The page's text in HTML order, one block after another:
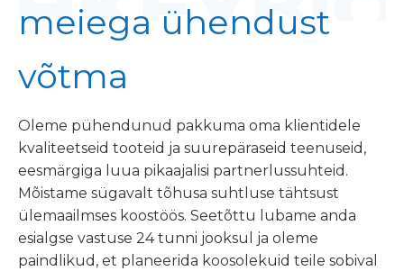
meiega ühendust
võtma
Oleme pühendunud pakkuma oma klientidele
kvaliteetseid tooteid ja suurepäraseid teenuseid,
eesmärgiga luua pikaajalisi partnerlussuhteid.
Mõistame sügavalt tõhusa suhtluse tähtsust
ülemaailmses koostöös. Seetõttu lubame anda
esialgse vastuse 24 tunni jooksul ja oleme
paindlikud, et planeerida koosolekuid teile sobival